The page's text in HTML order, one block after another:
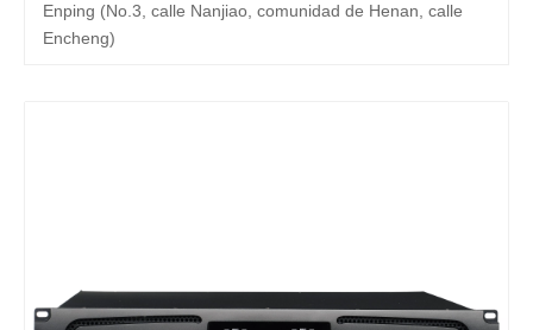
Enping (No.3, calle Nanjiao, comunidad de Henan, calle
Encheng)